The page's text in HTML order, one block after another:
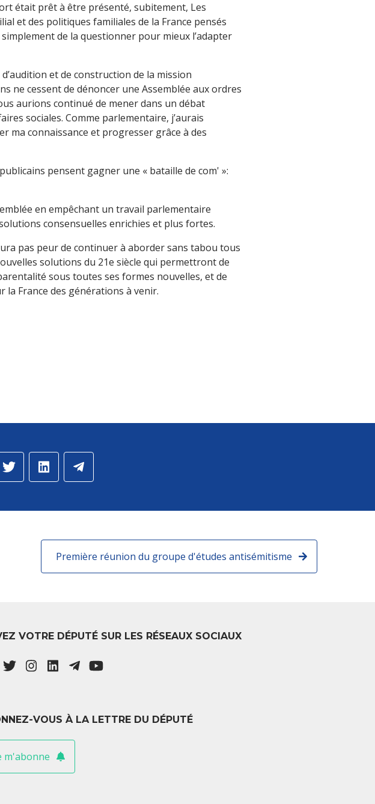
était prêt à être présenté, subitement, Les
et des politiques familiales de la France pensés
de la questionner pour mieux l’adapter
et de construction de la mission
ne cessent de dénoncer une Assemblée aux ordres
aurions continué de mener dans un débat
sociales. Comme parlementaire, j’aurais
ma connaissance et progresser grâce à des
pensent gagner une « bataille de com' »:
en empêchant un travail parlementaire
consensuelles enrichies et plus fortes.
pas peur de continuer à aborder sans tabou tous
solutions du 21e siècle qui permettront de
sous toutes ses formes nouvelles, et de
France des générations à venir.
Première réunion du groupe d'études antisémitisme
VOTRE DÉPUTÉ SUR LES RÉSEAUX SOCIAUX
VOUS À LA LETTRE DU DÉPUTÉ
m'abonne